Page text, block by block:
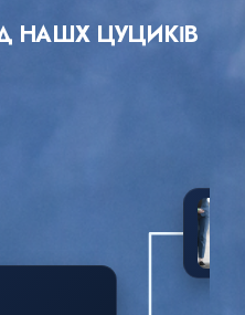
НАШХ ЦУЦИКІВ